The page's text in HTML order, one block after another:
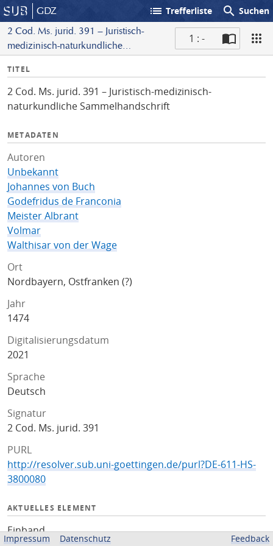
GDZ list Trefferliste search Suchen
2 Cod. Ms. jurid. 391 – Juristisch-
medizinisch-naturkundliche
1 : -
I
f
o
TITEL
2 Cod. Ms. jurid. 391 – Juristisch-medizinisch-
naturkundliche Sammelhandschrift
METADATEN
Autoren
Unbekannt
Johannes von Buch
Godefridus de Franconia
Meister Albrant
Volmar
Walthisar von der Wage
Ort
Nordbayern, Ostfranken (?)
Jahr
1474
Digitalisierungsdatum
2021
Sprache
Deutsch
Signatur
2 Cod. Ms. jurid. 391
PURL
http://resolver.sub.uni-goettingen.de/purl?DE-611-HS-
3800080
AKTUELLES ELEMENT
Einband
Impressum Datenschutz Feedback